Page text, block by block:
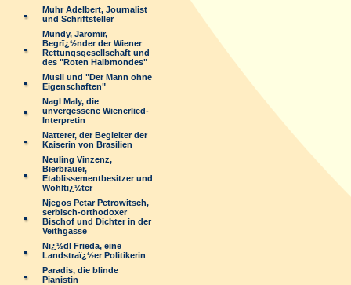
Muhr Adelbert, Journalist
und Schriftsteller
Mundy, Jaromir,
Begrï¿½nder der Wiener
Rettungsgesellschaft und
des "Roten Halbmondes"
Musil und "Der Mann ohne
Eigenschaften"
Nagl Maly, die
unvergessene Wienerlied-
Interpretin
Natterer, der Begleiter der
Kaiserin von Brasilien
Neuling Vinzenz,
Bierbrauer,
Etablissementbesitzer und
Wohltï¿½ter
Njegos Petar Petrowitsch,
serbisch-orthodoxer
Bischof und Dichter in der
Veithgasse
Nï¿½dl Frieda, eine
Landstraï¿½er Politikerin
Paradis, die blinde
Pianistin